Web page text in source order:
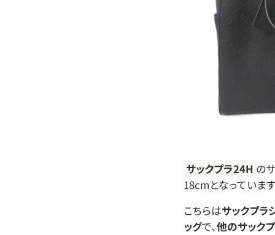
サックプラ24H の
18cmとなっています
こちらはサックプラ
ッグで、他のサック